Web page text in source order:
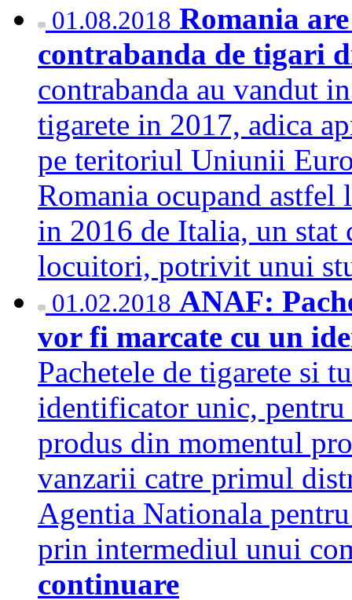
01.08.2018 Romania
contrabanda de tigari
contrabanda au vandut
tigarete in 2017, adica
pe teritoriul Uniunii
Romania ocupand
in 2016 de Italia, un stat
locuitori, potrivit unui
01.02.2018 ANAF:
vor fi marcate cu un
Pachetele de tigarete si
identificator unic,
produs din momentul
vanzarii catre primul
Agentia Nationala
prin intermediul unui
continuare